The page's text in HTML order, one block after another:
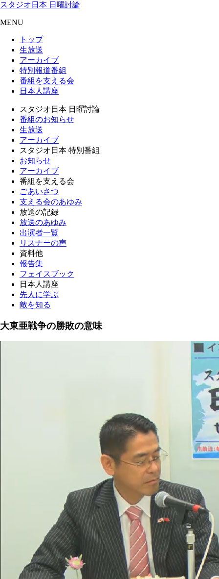
スタジオ日本 日曜討論
MENU
トップ
生放送
アーカイブ
特別報道番組
番組を支える会
日本人講座
スタジオ日本 日曜討論
番組のお知らせ
生放送
アーカイブ
スタジオ日本 特別番組
お知らせ
アーカイブ
番組を支える会
ごあいさつ
支える会のあゆみ
放送の記録
放送のあゆみ
出演者一覧
リスナーの声
資料他
報告集
フェイスブック
日本人講座
先人に学ぶ
敵を知る
大東亜戦争の勝敗の意味